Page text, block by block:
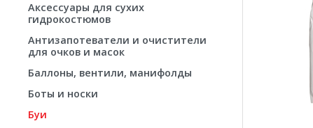
Аксессуары для сухих
гидрокостюмов
Антизапотеватели и очистители
для очков и масок
Баллоны, вентили, манифолды
Боты и носки
Буи